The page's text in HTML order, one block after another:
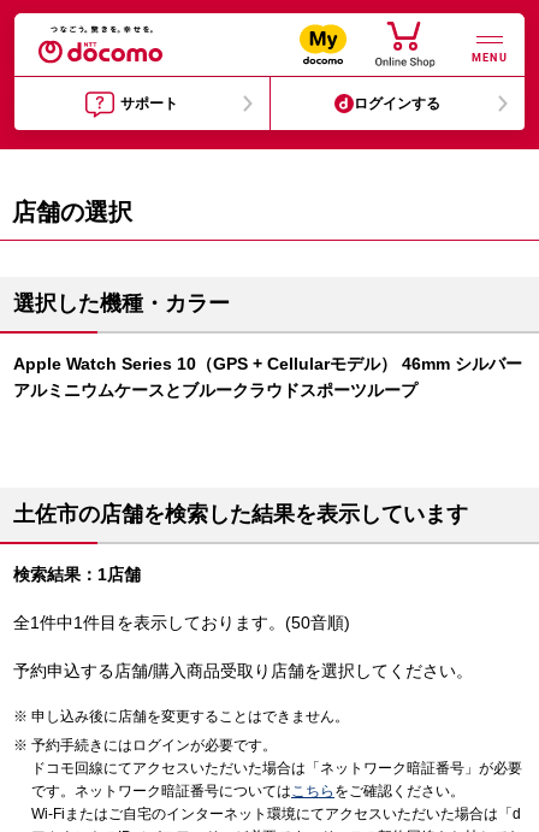
MENU
サポート ログインする
店舗の選択
選択した機種・カラー
Apple Watch Series 10（GPS + Cellularモデル） 46mm シルバー
アルミニウムケースとブルークラウドスポーツループ
土佐市の店舗を検索した結果を表示しています
検索結果：1店舗
全1件中1件目を表示しております。(50音順)
予約申込する店舗/購入商品受取り店舗を選択してください。
申し込み後に店舗を変更することはできません。
予約手続きにはログインが必要です。
ドコモ回線にてアクセスいただいた場合は「ネットワーク暗証番号」が必要
です。ネットワーク暗証番号についてはこちら をご確認ください。
Wi-Fiまたはご自宅のインターネット環境にてアクセスいただいた場合は「d